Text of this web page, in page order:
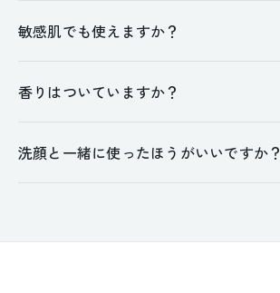
敏感肌でも使えますか？
香りはついていますか？
洗顔と一緒に使ったほうがいいですか？